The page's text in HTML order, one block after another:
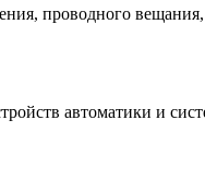
проводного
автоматики и